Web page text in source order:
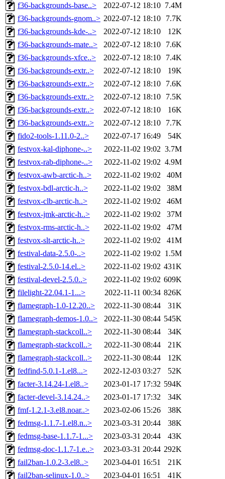
f36-backgrounds-base..>
2022-07-12 18:10 7.4M
f36-backgrounds-gnom..> 2022-07-12 18:10
7.7K
f36-backgrounds-kde-..>
2022-07-12 18:10
12K
f36-backgrounds-mate..>
2022-07-12 18:10
7.6K
f36-backgrounds-xfce..>
2022-07-12 18:10
7.4K
f36-backgrounds-extr..>
2022-07-12 18:10
19K
f36-backgrounds-extr..>
2022-07-12 18:10
7.6K
f36-backgrounds-extr..>
2022-07-12 18:10
7.5K
f36-backgrounds-extr..>
2022-07-12 18:10
16K
f36-backgrounds-extr..>
2022-07-12 18:10
7.7K
fido2-tools-1.11.0-2..>
2022-07-17 16:49
54K
festvox-kal-diphone-..>
2022-11-02 19:02 3.7M
festvox-rab-diphone-..>
2022-11-02 19:02 4.9M
festvox-awb-arctic-h..>
2022-11-02 19:02
40M
festvox-bdl-arctic-h..>
2022-11-02 19:02
38M
festvox-clb-arctic-h..>
2022-11-02 19:02
46M
festvox-jmk-arctic-h..>
2022-11-02 19:02
37M
festvox-rms-arctic-h..>
2022-11-02 19:02
47M
festvox-slt-arctic-h..>
2022-11-02 19:02
41M
festival-data-2.5.0-..>
2022-11-02 19:02 1.5M
festival-2.5.0-14.el..>
2022-11-02 19:02 431K
festival-devel-2.5.0..>
2022-11-02 19:02 609K
filelight-22.04.1-1...>
2022-11-11 00:34 826K
flamegraph-1.0-12.20..>
2022-11-30 08:44
31K
flamegraph-demos-1.0..>
2022-11-30 08:44 545K
flamegraph-stackcoll..>
2022-11-30 08:44
34K
flamegraph-stackcoll..>
2022-11-30 08:44
21K
flamegraph-stackcoll..>
2022-11-30 08:44
12K
fedfind-5.0.1-1.el8...>
2022-12-03 03:27
52K
facter-3.14.24-1.el8..>
2023-01-17 17:32 594K
facter-devel-3.14.24..>
2023-01-17 17:32
34K
fmf-1.2.1-3.el8.noar..>
2023-02-06 15:26
38K
fedmsg-1.1.7-1.el8.n..>
2023-03-31 20:44
38K
fedmsg-base-1.1.7-1...>
2023-03-31 20:44
43K
fedmsg-doc-1.1.7-1.e..>
2023-03-31 20:44 292K
fail2ban-1.0.2-3.el8..>
2023-04-01 16:51
21K
fail2ban-selinux-1.0..>
2023-04-01 16:51
41K